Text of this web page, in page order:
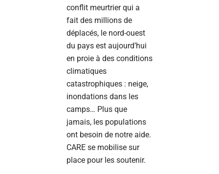
conflit meurtrier qui a
fait des millions de
déplacés, le nord-ouest
du pays est aujourd’hui
en proie à des conditions
climatiques
catastrophiques : neige,
inondations dans les
camps… Plus que
jamais, les populations
ont besoin de notre aide.
CARE se mobilise sur
place pour les soutenir.